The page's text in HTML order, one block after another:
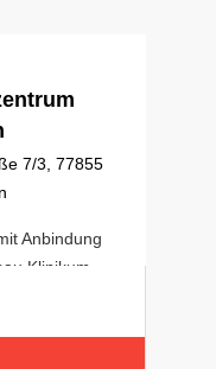
7/3, 77855
Anbindung
Klinikum